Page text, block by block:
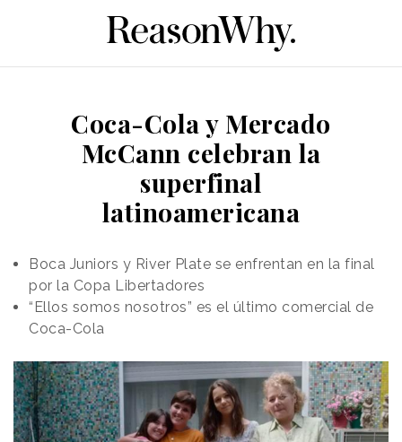
Coca-Cola y Mercado
McCann celebran la
superfinal
latinoamericana
Boca Juniors y River Plate se enfrentan en la final
por la Copa Libertadores
“Ellos somos nosotros” es el último comercial de
Coca-Cola